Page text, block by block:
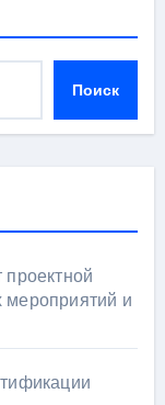
Поиск
и